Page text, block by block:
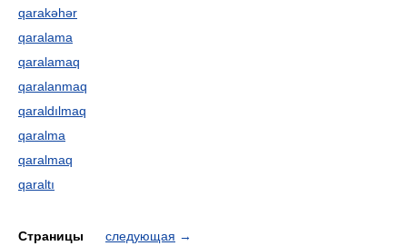
qarakəhər
qaralama
qaralamaq
qaralanmaq
qaraldılmaq
qaralma
qaralmaq
qaraltı
Страницы следующая →